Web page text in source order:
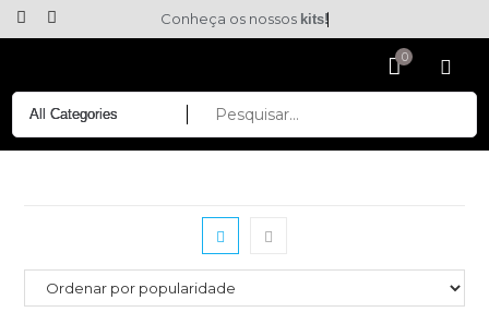
Conheça os nossos kits!